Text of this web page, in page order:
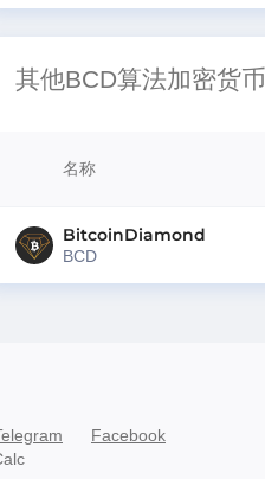
其他BCD算法加密货币
名称
BitcoinDiamond
BCD
Facebook